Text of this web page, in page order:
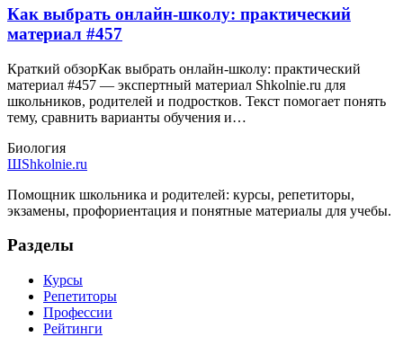
Как выбрать онлайн-школу: практический
материал #457
Краткий обзорКак выбрать онлайн-школу: практический
материал #457 — экспертный материал Shkolnie.ru для
школьников, родителей и подростков. Текст помогает понять
тему, сравнить варианты обучения и…
Биология
ШShkolnie.ru
Помощник школьника и родителей: курсы, репетиторы,
экзамены, профориентация и понятные материалы для учебы.
Разделы
Курсы
Репетиторы
Профессии
Рейтинги